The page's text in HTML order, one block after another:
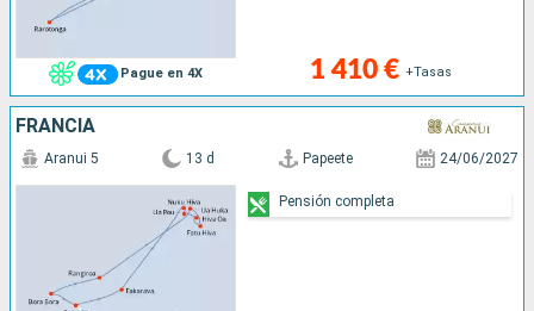
Pague en 4X 1 410 € +Tasas
FRANCIA
Aranui 5 13 d Papeete 24/06/2027
Pensión completa